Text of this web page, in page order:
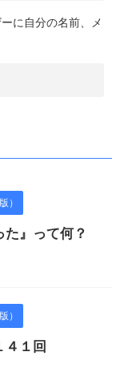
に自分の名前、メ
）
』って何？
）
１回